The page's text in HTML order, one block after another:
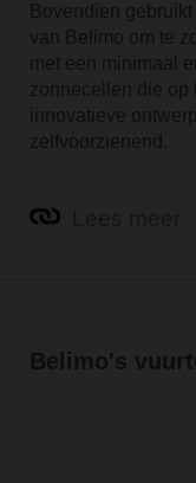
Bovendien
van Belimo om te
met een minimaal
zonnecellen die op
innovatieve
zelfvoorzienend.
Belimo's